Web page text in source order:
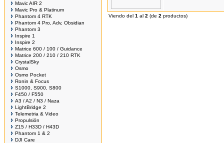
Mavic AIR 2
Mavic Pro & Platinum
Phantom 4 RTK
Phantom 4 Pro, Adv, Obsidian
Phantom 3
Inspire 1
Inspire 2
Matrice 600 / 100 / Guidance
Matrice 200 / 210 / 210 RTK
CrystalSky
Osmo
Osmo Pocket
Ronin & Focus
S1000, S900, S800
F450 / F550
A3 / A2 / N3 / Naza
LightBridge 2
Telemetria & Video
Propulsión
Z15 / H33D / H43D
Phantom 1 & 2
DJI Care
Viendo del 1 al 2 (de 2 productos)